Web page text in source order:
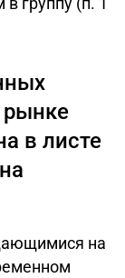
в листе
на